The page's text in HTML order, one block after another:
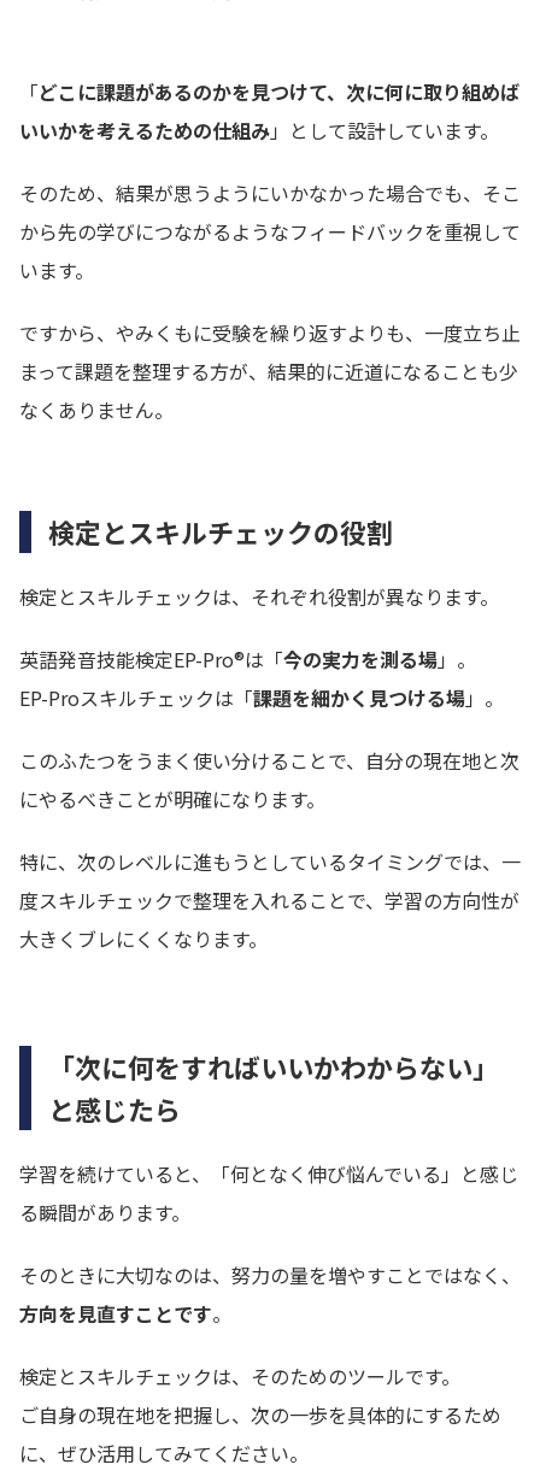
「どこに課題があるのかを見つけて、次に何に取り組めば
いいかを考えるための仕組み」として設計しています。
そのため、結果が思うようにいかなかった場合でも、そこ
から先の学びにつながるようなフィードバックを重視して
います。
ですから、やみくもに受験を繰り返すよりも、一度立ち止
まって課題を整理する方が、結果的に近道になることも少
なくありません。
検定とスキルチェックの役割
検定とスキルチェックは、それぞれ役割が異なります。
英語発音技能検定EP-Pro®は「今の実力を測る場」。
EP-Proスキルチェックは「課題を細かく見つける場」。
このふたつをうまく使い分けることで、自分の現在地と次
にやるべきことが明確になります。
特に、次のレベルに進もうとしているタイミングでは、一
度スキルチェックで整理を入れることで、学習の方向性が
大きくブレにくくなります。
「次に何をすればいいかわからない」
と感じたら
学習を続けていると、「何となく伸び悩んでいる」と感じ
る瞬間があります。
そのときに大切なのは、努力の量を増やすことではなく、
方向を見直すことです。
検定とスキルチェックは、そのためのツールです。
ご自身の現在地を把握し、次の一歩を具体的にするため
に、ぜひ活用してみてください。